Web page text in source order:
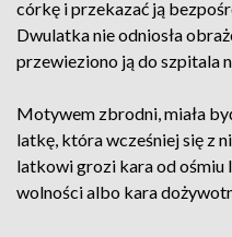
córkę i przekazać ją
Dwulatka nie odniosła
przewieziono ją do szpitala
Motywem zbrodni, miała
latkę, która wcześniej się z
latkowi grozi kara od ośmiu
wolności albo kara